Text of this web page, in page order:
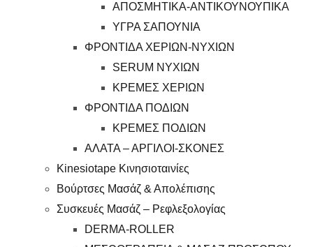
ΑΠΟΣΜΗΤΙΚΑ-ΑΝΤΙΚΟΥΝΟΥΠΙΚΑ
ΥΓΡΑ ΣΑΠΟΥΝΙΑ
ΦΡΟΝΤΙΔΑ ΧΕΡΙΩΝ-ΝΥΧΙΩΝ
SERUM ΝΥΧΙΩΝ
ΚΡΕΜΕΣ ΧΕΡΙΩΝ
ΦΡΟΝΤΙΔΑ ΠΟΔΙΩΝ
ΚΡΕΜΕΣ ΠΟΔΙΩΝ
ΑΛΑΤΑ – ΑΡΓΙΛΟΙ-ΣΚΟΝΕΣ
Kinesiotape Κινησιοταινίες
Βούρτσες Μασάζ & Απολέπισης
Συσκευές Μασάζ – Ρεφλεξολογίας
DERMA-ROLLER